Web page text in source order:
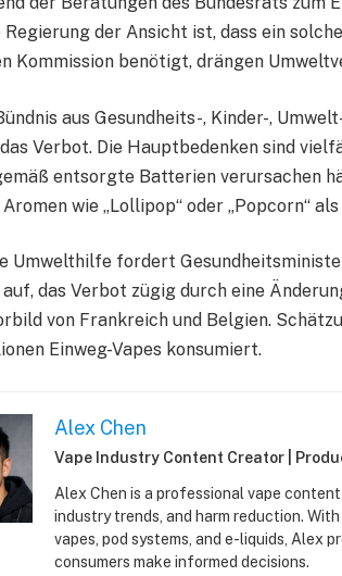
Regierung der Ansicht ist, dass ein
Kommission benötigt, drängen
aus Gesundheits-, Kinder-,
Verbot. Die Hauptbedenken sind
entsorgte Batterien verursachen
wie „Lollipop“ oder „Popcorn“
Umwelthilfe fordert
das Verbot zügig durch eine
von Frankreich und Belgien.
Einweg-Vapes konsumiert.
Alex Chen
Vape Industry Content Creator |
Alex Chen is a professional vape
industry trends, and harm reduction.
vapes, pod systems, and e-liquids, Alex
consumers make informed decisions.